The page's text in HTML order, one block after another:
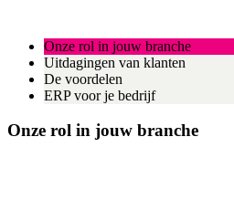
Onze rol in jouw branche
Uitdagingen van klanten
De voordelen
ERP voor je bedrijf
Onze rol in jouw branche